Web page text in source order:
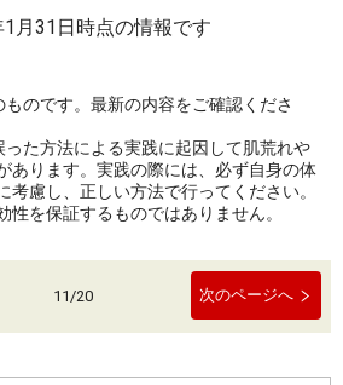
月31日時点の情報です
のです。最新の内容をご確認くださ
た方法による実践に起因して肌荒れや
あります。実践の際には、必ず自身の体
考慮し、正しい方法で行ってください。
性を保証するものではありません。
11/20 次のページへ